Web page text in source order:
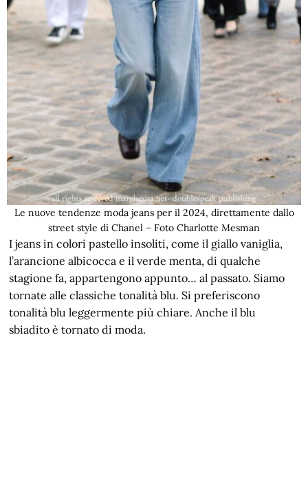
Le nuove tendenze moda jeans per il 2024, direttamente dallo
street style di Chanel – Foto Charlotte Mesman
I jeans in colori pastello insoliti, come il giallo vaniglia,
l’arancione albicocca e il verde menta, di qualche
stagione fa, appartengono appunto… al passato. Siamo
tornate alle classiche tonalità blu. Si preferiscono
tonalità blu leggermente più chiare. Anche il blu
sbiadito è tornato di moda.